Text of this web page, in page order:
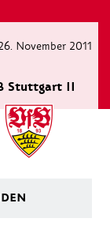
November 2011
Stuttgart II